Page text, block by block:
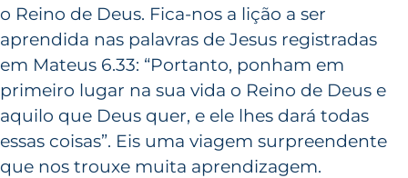
o Reino de Deus. Fica-nos a lição a ser
aprendida nas palavras de Jesus registradas
em Mateus 6.33: “Portanto, ponham em
primeiro lugar na sua vida o Reino de Deus e
aquilo que Deus quer, e ele lhes dará todas
essas coisas”. Eis uma viagem surpreendente
que nos trouxe muita aprendizagem.